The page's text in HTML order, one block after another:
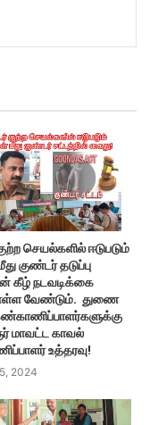
செயல்களில் ஈடுபடும்
குண்டர் தடுப்பு
கீழ் நடவடிக்கை
வேண்டும். துணை
மாவட்ட காவல்
உத்தரவு!
2024